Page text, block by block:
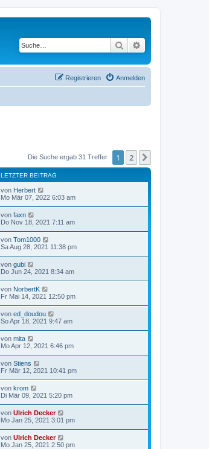
Suche
Anmelden
Registrieren
Die Suche ergab 31 Treffer 1 2
LETZTER BEITRAG
von Herbert
Mo Mär 07, 2022 6:03 am
von faxn
Do Nov 18, 2021 7:11 am
von Tom1000
Sa Aug 28, 2021 11:38 pm
von gubi
Do Jun 24, 2021 8:34 am
von NorbertK
Fr Mai 14, 2021 12:50 pm
von ed_doudou
So Apr 18, 2021 9:47 am
von mita
Mo Apr 12, 2021 6:46 pm
von Stiens
Fr Mär 12, 2021 10:41 pm
von krom
Di Mär 09, 2021 5:20 pm
von Ulrich Decker
Mo Jan 25, 2021 3:01 pm
von Ulrich Decker
Mo Jan 25, 2021 2:50 pm